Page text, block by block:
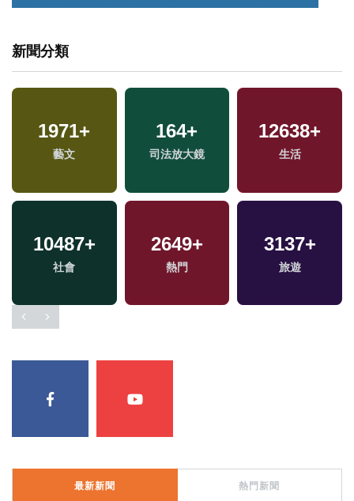
新聞分類
1971+
藝文
164+
司法放大鏡
12638+
生活
10487+
社會
2649+
熱門
3137+
旅遊
最新新聞 熱門新聞